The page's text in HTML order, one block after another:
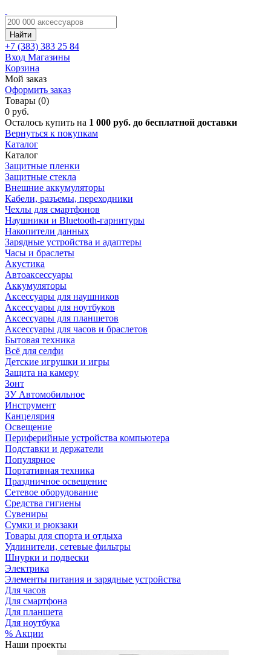
Найти
+7 (383) 383 25 84
Вход Магазины
Корзина
Мой заказ
Оформить заказ
Товары (0)
0 руб.
Осталось купить на 1 000 руб. до бесплатной доставки
Вернуться к покупкам
Каталог
Каталог
Защитные пленки
Защитные стекла
Внешние аккумуляторы
Кабели, разъемы, переходники
Чехлы для смартфонов
Наушники и Bluetooth-гарнитуры
Накопители данных
Зарядные устройства и адаптеры
Часы и браслеты
Акустика
Автоаксессуары
Аккумуляторы
Аксессуары для наушников
Аксессуары для ноутбуков
Аксессуары для планшетов
Аксессуары для часов и браслетов
Бытовая техника
Всё для селфи
Детские игрушки и игры
Защита на камеру
Зонт
ЗУ Автомобильное
Инструмент
Канцелярия
Освещение
Периферийные устройства компьютера
Подставки и держатели
Популярное
Портативная техника
Праздничное освещение
Сетевое оборудование
Средства гигиены
Сувениры
Сумки и рюкзаки
Товары для спорта и отдыха
Удлинители, сетевые фильтры
Шнурки и подвески
Электрика
Элементы питания и зарядные устройства
Для часов
Для смартфона
Для планшета
Для ноутбука
% Акции
Наши проекты